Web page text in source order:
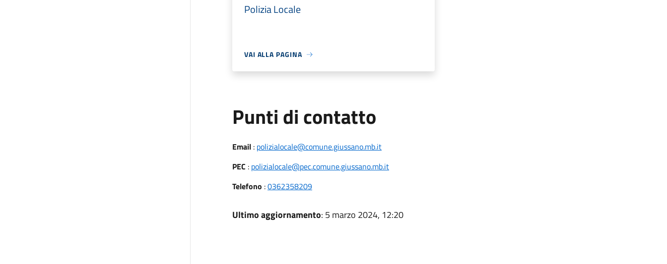
Polizia Locale
VAI ALLA PAGINA
Punti di contatto
Email: polizialocale@comune.giussano.mb.it
PEC : polizialocale@pec.comune.giussano.mb.it
Telefono :0362358209
Ultimo aggiornamento: 5 marzo 2024, 12:20